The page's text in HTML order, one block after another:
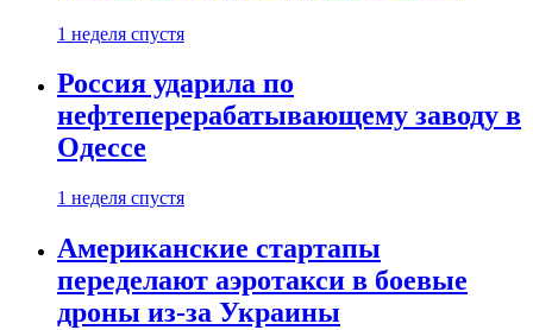
1 неделя спустя
Россия ударила по
нефтеперерабатывающему заводу в
Одессе
1 неделя спустя
Американские стартапы
переделают аэротакси в боевые
дроны из-за Украины